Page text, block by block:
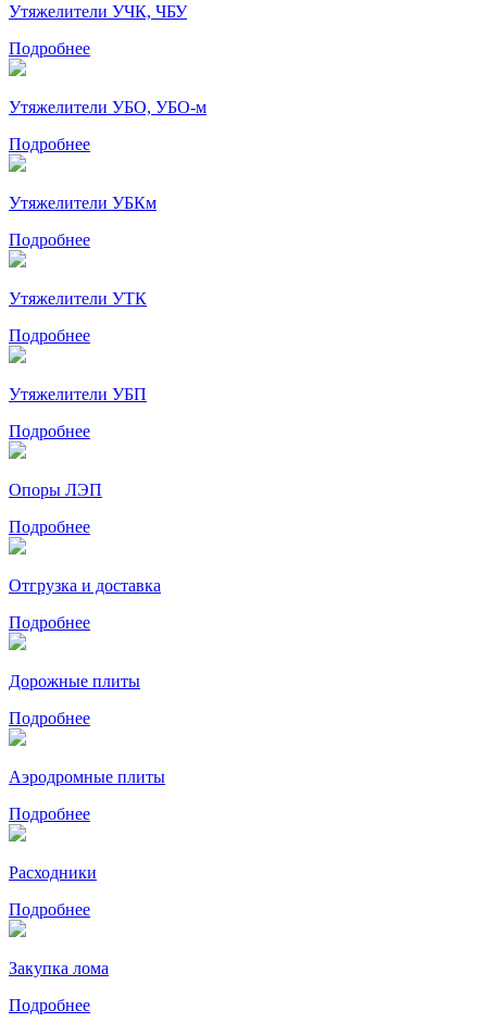
Утяжелители УЧК, ЧБУ
Подробнее
Утяжелители УБО, УБО-м
Подробнее
Утяжелители УБКм
Подробнее
Утяжелители УТК
Подробнее
Утяжелители УБП
Подробнее
Опоры ЛЭП
Подробнее
Отгрузка и доставка
Подробнее
Дорожные плиты
Подробнее
Аэродромные плиты
Подробнее
Расходники
Подробнее
Закупка лома
Подробнее